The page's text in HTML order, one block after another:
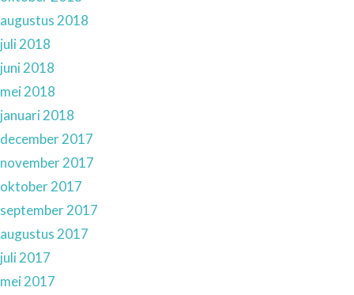
augustus 2018
juli 2018
juni 2018
mei 2018
januari 2018
december 2017
november 2017
oktober 2017
september 2017
augustus 2017
juli 2017
mei 2017